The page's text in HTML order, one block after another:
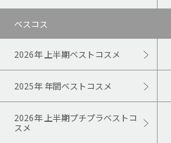
ベスコス
2026年 上半期ベストコスメ
2025年 年間ベストコスメ
2026年 上半期プチプラベストコ
スメ